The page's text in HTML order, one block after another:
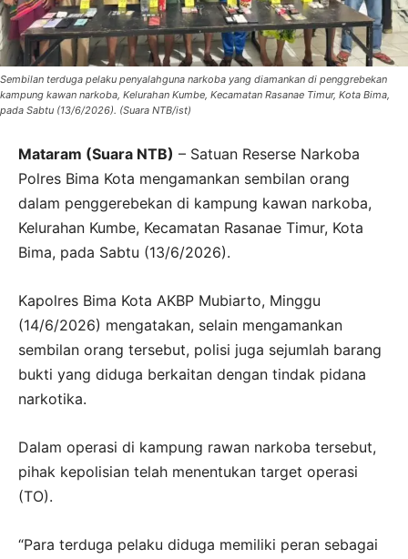
Sembilan terduga pelaku penyalahguna narkoba yang diamankan di penggrebekan
kampung kawan narkoba, Kelurahan Kumbe, Kecamatan Rasanae Timur, Kota Bima,
pada Sabtu (13/6/2026). (Suara NTB/ist)
Mataram (Suara NTB) – Satuan Reserse Narkoba
Polres Bima Kota mengamankan sembilan orang
dalam penggerebekan di kampung kawan narkoba,
Kelurahan Kumbe, Kecamatan Rasanae Timur, Kota
Bima, pada Sabtu (13/6/2026).
Kapolres Bima Kota AKBP Mubiarto, Minggu
(14/6/2026) mengatakan, selain mengamankan
sembilan orang tersebut, polisi juga sejumlah barang
bukti yang diduga berkaitan dengan tindak pidana
narkotika.
Dalam operasi di kampung rawan narkoba tersebut,
pihak kepolisian telah menentukan target operasi
(TO).
“Para terduga pelaku diduga memiliki peran sebagai